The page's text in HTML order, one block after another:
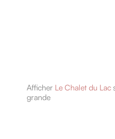
Afficher Le Chalet du Lac
grande